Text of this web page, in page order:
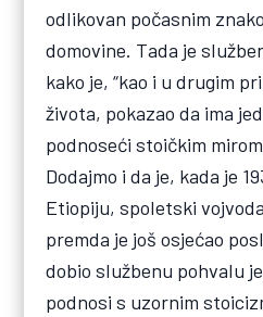
odlikovan počasnim
domovine. Tada je
kako je, “kao i u drugim
života, pokazao da ima
podnoseći stoičkim
Dodajmo i da je, kada je
Etiopiju, spoletski
premda je još osjećao
dobio službenu pohvalu
podnosi s uzornim